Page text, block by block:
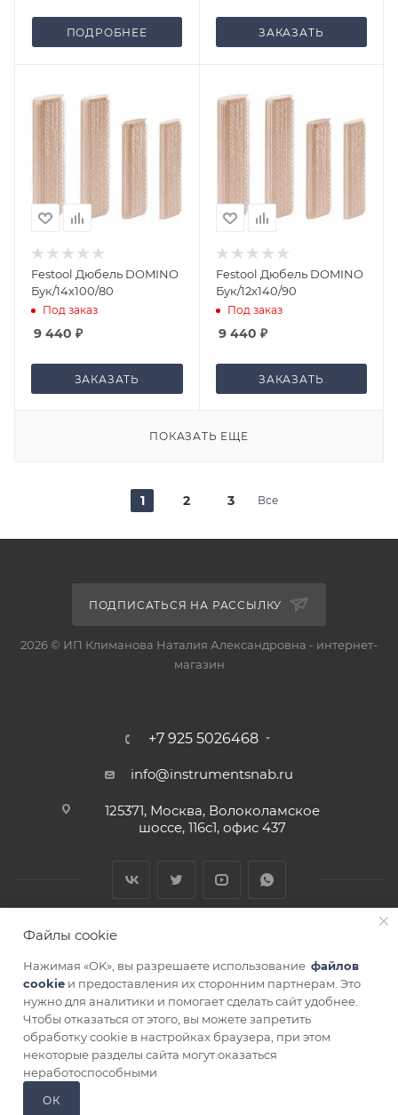
ПОДРОБНЕЕ ЗАКАЗАТЬ
Festool Дюбель DOMINO
Бук/14x100/80
Под заказ
9 440 ₽
ЗАКАЗАТЬ
Festool Дюбель DOMINO
Бук/12x140/90
Под заказ
9 440 ₽
ЗАКАЗАТЬ
ПОКАЗАТЬ ЕЩЕ
1 2 3 Все
ПОДПИСАТЬСЯ НА РАССЫЛКУ
2026 © ИП Климанова Наталия Александровна - интернет-
магазин
+7 925 5026468
info@instrumentsnab.ru
125371, Москва, Волоколамское
шоссе, 116с1, офис 437
СОГЛАСИЕ НА ОБРАБОТКУ ПЕРСОНАЛЬНЫХ ДАННЫХ
Файлы cookie
Нажимая «OK», вы разрешаете использование файлов
cookie и предоставления их сторонним партнерам. Это
нужно для аналитики и помогает сделать сайт удобнее.
Чтобы отказаться от этого, вы можете запретить
обработку cookie в настройках браузера, при этом
некоторые разделы сайта могут оказаться
неработоспособными
ОК